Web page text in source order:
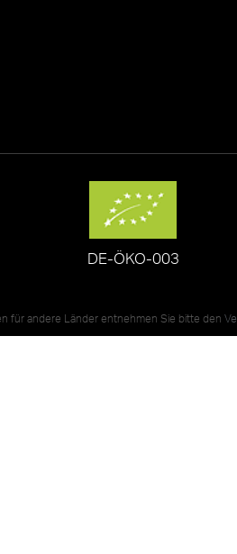
DE-ÖKO-003
für andere Länder entnehmen Sie bitte den